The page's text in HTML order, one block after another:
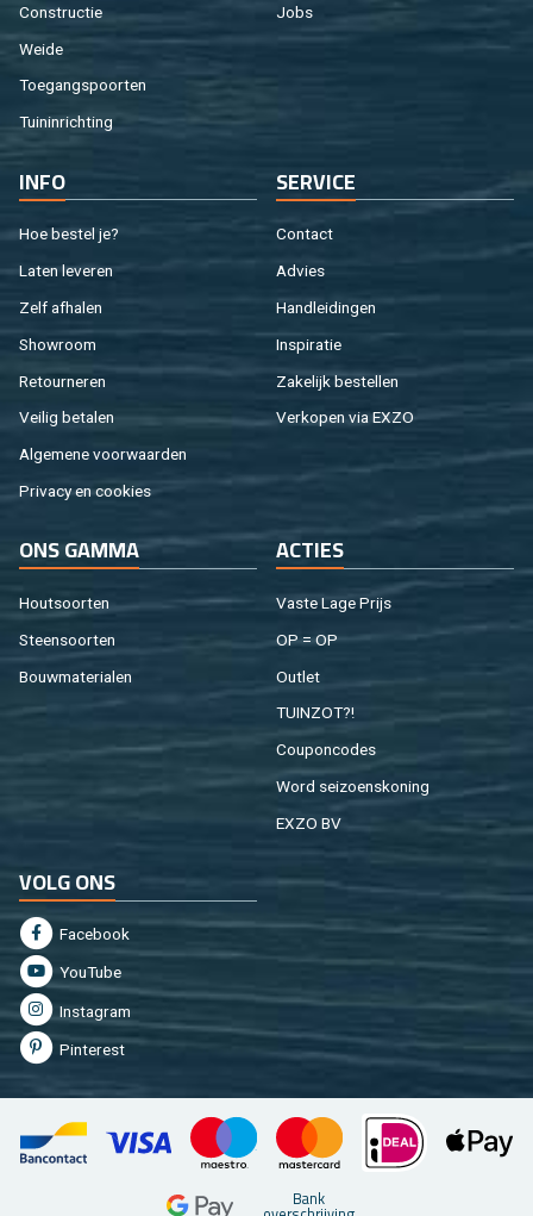
Con­struc­tie
Weide
Toe­gangs­poor­ten
Tuin­in­rich­ting
Jobs
INFO
Hoe be­stel je?
Laten le­ve­ren
Zelf af­ha­len
Show­room
Re­tour­ne­ren
Vei­lig be­ta­len
Al­ge­me­ne voor­waar­den
Pri­va­cy en coo­kies
SER­VI­CE
Con­tact
Ad­vies
Hand­lei­din­gen
In­spi­ra­tie
Za­ke­lijk be­stel­len
Ver­ko­pen via EXZO
ONS GAMMA
Hout­soor­ten
Steen­soor­ten
Bouw­ma­te­ri­a­len
AC­TIES
Vaste Lage Prijs
OP = OP
Out­let
TUIN­ZOT?!
Cou­pon­co­des
Word sei­zoens­ko­ning
EXZO BV
VOLG ONS
Fa­cebook
You­Tu­be
In­st­agram
Pin­te­rest
Bank